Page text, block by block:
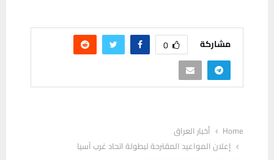
مشاركة 0
Home
أخبار العراق
إعلان المواعيد المقترحة لبطولة اتحاد غرب آسيا